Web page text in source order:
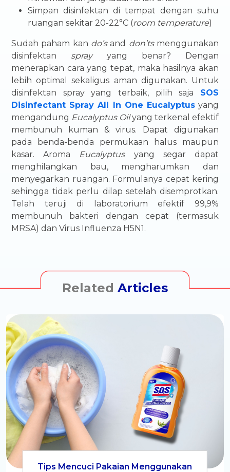
Simpan disinfektan di tempat dengan suhu
ruangan sekitar 20-22°C (room temperature)
Sudah paham kan do’sand don’tsmenggunakan
disinfektan sprayyang benar? Dengan
menerapkan cara yang tepat, maka hasilnya akan
lebih optimal sekaligus aman digunakan. Untuk
disinfektan spray yang terbaik, pilih saja SOS
Disinfectant Spray All In One Eucalyptusyang
mengandung Eucalyptus Oilyang terkenal efektif
membunuh kuman & virus. Dapat digunakan
pada benda-benda permukaan halus maupun
kasar. Aroma Eucalyptusyang segar dapat
menghilangkan bau, mengharumkan dan
menyegarkan ruangan. Formulanya cepat kering
sehingga tidak perlu dilap setelah disemprotkan.
Telah teruji di laboratorium efektif 99,9%
membunuh bakteri dengan cepat (termasuk
MRSA) dan Virus Influenza H5N1.
Related Articles
Tips Mencuci Pakaian Menggunakan